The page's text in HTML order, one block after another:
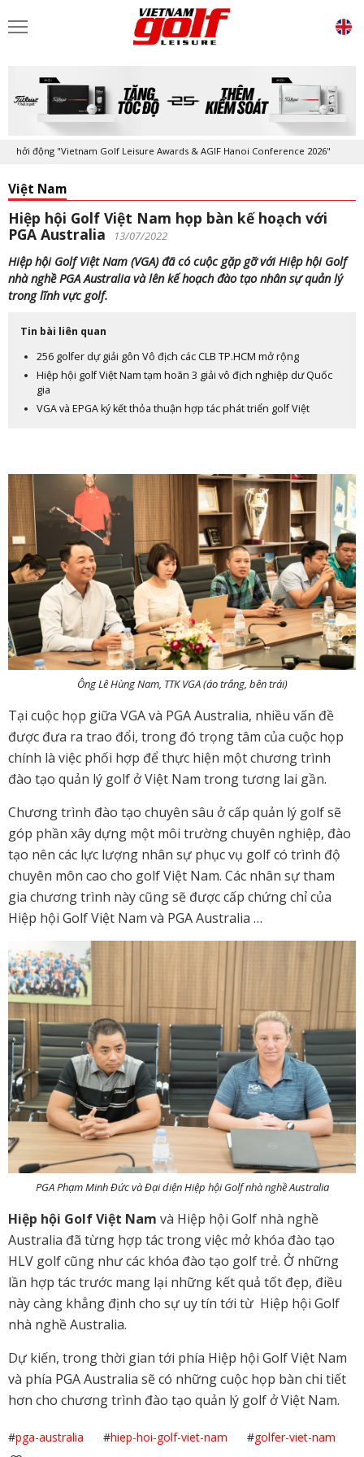
động "Vietnam Golf Leisure Awards & AGIF Hanoi Conference 2026"
Việt Nam
Hiệp hội Golf Việt Nam họp bàn kế hoạch với
PGA Australia
13/07/2022
Hiệp hội Golf Việt Nam (VGA) đã có cuộc gặp gỡ với Hiệp hội Golf
nhà nghề PGA Australia và lên kế hoạch đào tạo nhân sự quản lý
trong lĩnh vực golf.
Tin bài liên quan
256 golfer dự giải gôn Vô địch các CLB TP.HCM mở rộng
Hiệp hội golf Việt Nam tạm hoãn 3 giải vô địch nghiệp dư Quốc
gia
VGA và EPGA ký kết thỏa thuận hợp tác phát triển golf Việt
Ông Lê Hùng Nam, TTK VGA (áo trắng, bên trái)
Tại cuộc họp giữa VGA và PGA Australia, nhiều vấn đề
được đưa ra trao đổi, trong đó trọng tâm của cuộc họp
chính là việc phối hợp để thực hiện một chương trình
đào tạo quản lý golf ở Việt Nam trong tương lai gần.
Chương trình đào tạo chuyên sâu ở cấp quản lý golf sẽ
góp phần xây dựng một môi trường chuyên nghiệp, đào
tạo nên các lực lượng nhân sự phục vụ golf có trình độ
chuyên môn cao cho golf Việt Nam. Các nhân sự tham
gia chương trình này cũng sẽ được cấp chứng chỉ của
Hiệp hội Golf Việt Nam và PGA Australia …
PGA Phạm Minh Đức và Đại diện Hiệp hội Golf nhà nghề Australia
Hiệp hội Golf Việt Nam và Hiệp hội Golf nhà nghề
Australia đã từng hợp tác trong việc mở khóa đào tạo
HLV golf cũng như các khóa đào tạo golf trẻ. Ở những
lần hợp tác trước mang lại những kết quả tốt đẹp, điều
này càng khẳng định cho sự uy tín tới từ Hiệp hội Golf
nhà nghề Australia.
Dự kiến, trong thời gian tới phía Hiệp hội Golf Việt Nam
và phía PGA Australia sẽ có những cuộc họp bàn chi tiết
hơn cho chương trình đào tạo quản lý golf ở Việt Nam.
#pga-australia #hiep-hoi-golf-viet-nam #golfer-viet-nam